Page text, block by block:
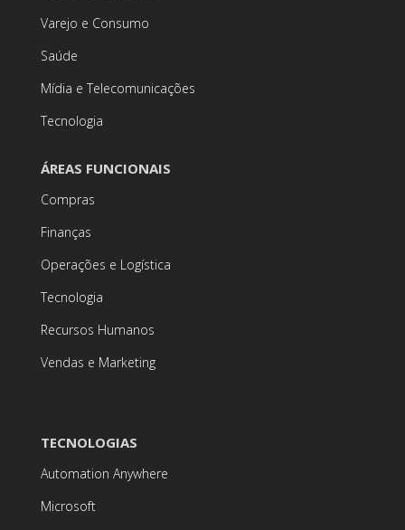
Varejo e Consumo
Saúde
Mídia e Telecomunicações
Tecnologia
ÁREAS FUNCIONAIS
Compras
Finanças
Operações e Logística
Tecnologia
Recursos Humanos
Vendas e Marketing
TECNOLOGIAS
Automation Anywhere
Microsoft